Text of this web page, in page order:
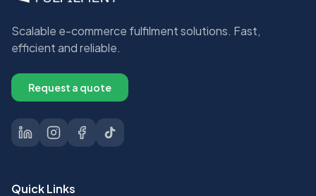
Scalable e-commerce fulfilment solutions. Fast,
efficient and reliable.
Request a quote
Quick Links